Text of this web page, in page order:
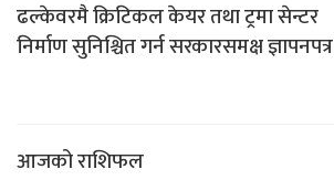
ढल्केवरमै क्रिटिकल केयर तथा ट्रमा सेन्टर
निर्माण सुनिश्चित गर्न सरकारसमक्ष ज्ञापनपत्र
आजको राशिफल